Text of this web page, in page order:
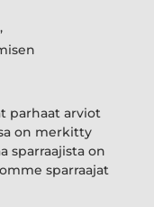
parhaat arviot
on merkitty
sparraajista on
sparraajat